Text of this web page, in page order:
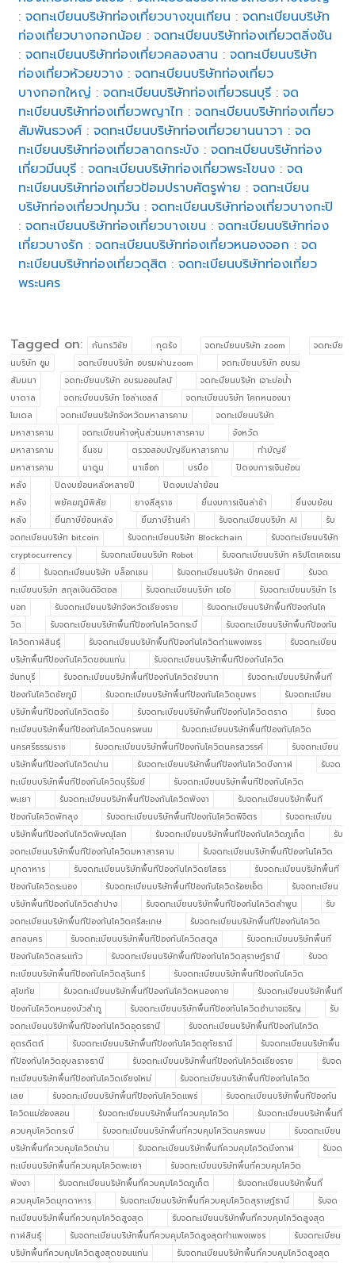
:จดทะเบียนบริษัทท่องเที่ยวบางขุนเทียน :จดทะเบียนบริษัท
ท่องเที่ยวบางกอกน้อย :จดทะเบียนบริษัทท่องเที่ยวตลิ่งชัน
:จดทะเบียนบริษัทท่องเที่ยวคลองสาน :จดทะเบียนบริษัท
ท่องเที่ยวห้วยขวาง :จดทะเบียนบริษัทท่องเที่ยว
บางกอกใหญ่ :จดทะเบียนบริษัทท่องเที่ยวธนบุรี :จด
ทะเบียนบริษัทท่องเที่ยวพญาไท :จดทะเบียนบริษัทท่องเที่ยว
สัมพันธวงศ์ :จดทะเบียนบริษัทท่องเที่ยวยานนาวา :จด
ทะเบียนบริษัทท่องเที่ยวลาดกระบัง :จดทะเบียนบริษัทท่อง
เที่ยวมีนบุรี :จดทะเบียนบริษัทท่องเที่ยวพระโขนง :จด
ทะเบียนบริษัทท่องเที่ยวป้อมปราบศัตรูพ่าย :จดทะเบียน
บริษัทท่องเที่ยวปทุมวัน :จดทะเบียนบริษัทท่องเที่ยวบางกะปิ
:จดทะเบียนบริษัทท่องเที่ยวบางเขน :จดทะเบียนบริษัทท่อง
เที่ยวบางรัก :จดทะเบียนบริษัทท่องเที่ยวหนองจอก :จด
ทะเบียนบริษัทท่องเที่ยวดุสิต :จดทะเบียนบริษัทท่องเที่ยว
พระนคร
Tagged on: กันทรวิชัย กุดรัง จดทะบียนบริษัท zoom
จดทะบีย
นบริษัท ซูม
จดทะบียนบริษัท อบรมผ่านzoom
จดทะบียนบริษัท อบรม
สัมมนา
จดทะบียนบริษัท อบรมออนไลน์
จดทะบียนบริษัท เจาะบ่อน้ำ
บาดาล
จดทะบียนบริษัท โซล่าเซลล์
จดทะเบียนบริษัท โคกหนองนา
โมเดล
จดทะเบียนบริษัทจังหวัดมหาสารคาม
จดทะเบียนบริษัท
มหาสารคาม
จดทะเบียนห้างหุ้นส่วนมหาสารคาม
จังหวัด
มหาสารคาม
ชื่นชม ตรวจสอบบัญชีมหาสารคาม
ทำบัญชี
มหาสารคาม
นาดูน นาเชือก บรบือ
ปิดงบการเงินย้อน
หลัง
ปิดงบย้อนหลังหลายปี
ปิดงบเปล่าย้อน
หลัง
พยัคฆภูมิพิสัย ยางสีสุราช ยื่นงบการเงินล่าช้า
ยื่นงบย้อน
หลัง
ยื่นภาษีย้อนหลัง ยื่นภาษีร้านค้า รับจดทะเบียนบริษัท AI
รับ
จดทะเบียนบริษัท bitcoin
รับจดทะเบียนบริษัท Blockchain
รับจดทะเบียนบริษัท
cryptocurrency
รับจดทะเบียนบริษัท Robot
รับจดทะเบียนบริษัท คริปโตเคอเรน
ซี่
รับจดทะเบียนบริษัท บล็อกเชน รับจดทะเบียนบริษัท บิทคอยน์
รับจด
ทะเบียนบริษัท สกุลเงินดิจิตอล
รับจดทะเบียนบริษัท เอไอ
รับจดทะเบียนบริษัท โร
บอท
รับจดทะเบียนบริษัทจังหวัดเชียงราย
รับจดทะเบียนบริษัทพื้นทีป้องกันโค
วิด
รับจดทะเบียนบริษัทพื้นทีป้องกันโควิดกระบี่
รับจดทะเบียนบริษัทพื้นทีป้องกัน
โควิดกาฬสินธุ์
รับจดทะเบียนบริษัทพื้นทีป้องกันโควิดกำแพงเพชร
รับจดทะเบียน
บริษัทพื้นทีป้องกันโควิดขอนแก่น
รับจดทะเบียนบริษัทพื้นทีป้องกันโควิด
จันทบุรี
รับจดทะเบียนบริษัทพื้นทีป้องกันโควิดชัยนาท
รับจดทะเบียนบริษัทพื้นที
ป้องกันโควิดชัยภูมิ
รับจดทะเบียนบริษัทพื้นทีป้องกันโควิดชุมพร
รับจดทะเบียน
บริษัทพื้นทีป้องกันโควิดตรัง
รับจดทะเบียนบริษัทพื้นทีป้องกันโควิดตราด
รับจด
ทะเบียนบริษัทพื้นทีป้องกันโควิดนครพนม
รับจดทะเบียนบริษัทพื้นทีป้องกันโควิด
นครศรีธรรมราช
รับจดทะเบียนบริษัทพื้นทีป้องกันโควิดนครสวรรค์
รับจดทะเบียน
บริษัทพื้นทีป้องกันโควิดน่าน
รับจดทะเบียนบริษัทพื้นทีป้องกันโควิดบึงกาฬ
รับจด
ทะเบียนบริษัทพื้นทีป้องกันโควิดบุรีรัมย์
รับจดทะเบียนบริษัทพื้นทีป้องกันโควิด
พะเยา
รับจดทะเบียนบริษัทพื้นทีป้องกันโควิดพังงา
รับจดทะเบียนบริษัทพื้นที
ป้องกันโควิดพัทลุง
รับจดทะเบียนบริษัทพื้นทีป้องกันโควิดพิจิตร
รับจดทะเบียน
บริษัทพื้นทีป้องกันโควิดพิษณุโลก
รับจดทะเบียนบริษัทพื้นทีป้องกันโควิดภูเก็ต
รับ
จดทะเบียนบริษัทพื้นทีป้องกันโควิดมหาสารคาม
รับจดทะเบียนบริษัทพื้นทีป้องกันโควิด
มุกดาหาร
รับจดทะเบียนบริษัทพื้นทีป้องกันโควิดยโสธร
รับจดทะเบียนบริษัทพื้นที
ป้องกันโควิดระนอง
รับจดทะเบียนบริษัทพื้นทีป้องกันโควิดร้อยเอ็ด
รับจดทะเบียน
บริษัทพื้นทีป้องกันโควิดลำปาง
รับจดทะเบียนบริษัทพื้นทีป้องกันโควิดลำพูน
รับ
จดทะเบียนบริษัทพื้นทีป้องกันโควิดศรีสะเกษ
รับจดทะเบียนบริษัทพื้นทีป้องกันโควิด
สกลนคร
รับจดทะเบียนบริษัทพื้นทีป้องกันโควิดสตูล
รับจดทะเบียนบริษัทพื้นที
ป้องกันโควิดสระแก้ว
รับจดทะเบียนบริษัทพื้นทีป้องกันโควิดสุราษฎ์ธานี
รับจด
ทะเบียนบริษัทพื้นทีป้องกันโควิดสุรินทร์
รับจดทะเบียนบริษัทพื้นทีป้องกันโควิด
สุโขทัย
รับจดทะเบียนบริษัทพื้นทีป้องกันโควิดหนองคาย
รับจดทะเบียนบริษัทพื้นที
ป้องกันโควิดหนองบัวลำภู
รับจดทะเบียนบริษัทพื้นทีป้องกันโควิดอำนาจเจริญ
รับ
จดทะเบียนบริษัทพื้นทีป้องกันโควิดอุดรธานี
รับจดทะเบียนบริษัทพื้นทีป้องกันโควิด
อุตรดิตถ์
รับจดทะเบียนบริษัทพื้นทีป้องกันโควิดอุทัยธานี
รับจดทะเบียนบริษัทพื้น
ทีป้องกันโควิดอุบลราชธานี
รับจดทะเบียนบริษัทพื้นทีป้องกันโควิดเชียงราย
รับจด
ทะเบียนบริษัทพื้นทีป้องกันโควิดเชียงใหม่
รับจดทะเบียนบริษัทพื้นทีป้องกันโควิด
เลย
รับจดทะเบียนบริษัทพื้นทีป้องกันโควิดแพร่
รับจดทะเบียนบริษัทพื้นทีป้องกัน
โควิดแม่ฮ่องสอน
รับจดทะเบียนบริษัทพื้นที่ควบคุมโควิด
รับจดทะเบียนบริษัทพื้นที่
ควบคุมโควิดกระบี่
รับจดทะเบียนบริษัทพื้นที่ควบคุมโควิดนครพนม
รับจดทะเบียน
บริษัทพื้นที่ควบคุมโควิดน่าน
รับจดทะเบียนบริษัทพื้นที่ควบคุมโควิดบึงกาฬ
รับจด
ทะเบียนบริษัทพื้นที่ควบคุมโควิดพะเยา
รับจดทะเบียนบริษัทพื้นที่ควบคุมโควิด
พังงา
รับจดทะเบียนบริษัทพื้นที่ควบคุมโควิดภูเก็ต
รับจดทะเบียนบริษัทพื้นที่
ควบคุมโควิดมุกดาหาร
รับจดทะเบียนบริษัทพื้นที่ควบคุมโควิดสุราษฎ์ธานี
รับจด
ทะเบียนบริษัทพื้นที่ควบคุมโควิดสูงสุด
รับจดทะเบียนบริษัทพื้นที่ควบคุมโควิดสูงสุด
กาฬสินธุ์
รับจดทะเบียนบริษัทพื้นที่ควบคุมโควิดสูงสุดกำแพงเพชร
รับจดทะเบียน
บริษัทพื้นที่ควบคุมโควิดสูงสุดขอนแก่น
รับจดทะเบียนบริษัทพื้นที่ควบคุมโควิดสูงสุด